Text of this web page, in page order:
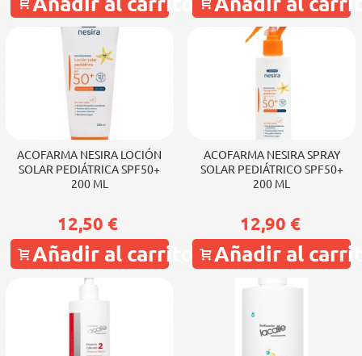
ACOFARMA NESIRA LOCIÓN
SOLAR PEDIÁTRICA SPF50+
200 ML
12,50 €
Añadir al carrito
ACOFARMA NESIRA SPRAY
SOLAR PEDIÁTRICO SPF50+
200 ML
12,90 €
Añadir al